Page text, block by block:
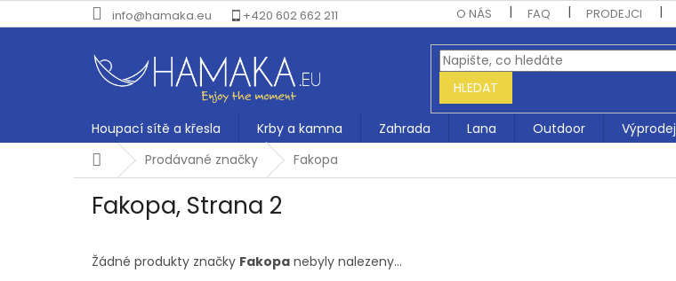
na
info@hamaka.eu +420 602 662 211 O NÁS FAQ PRODEJCI
HLEDAT
Houpací sítě a křesla Krby a kamna Zahrada Lana Outdoor
Výprodej
DomůProdávané značky Fakopa
Fakopa, Strana 2
Žádné produkty značky Fakopa nebyly nalezeny...